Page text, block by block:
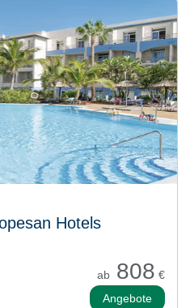
Hotels
ab 808 €
Angebote